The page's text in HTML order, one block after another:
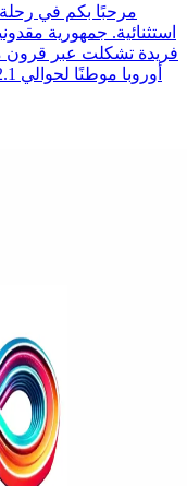
مرحبًا بكم في
فريدة تشكلت عبر قرون